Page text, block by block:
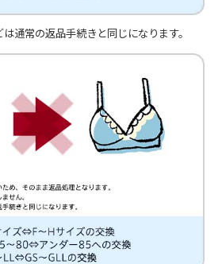
は通常の返品手続きと同じになります。